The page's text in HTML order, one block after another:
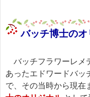
バッチ博士の
バッチフラワーレメ
あったエドワードバッ
で、その当時から現